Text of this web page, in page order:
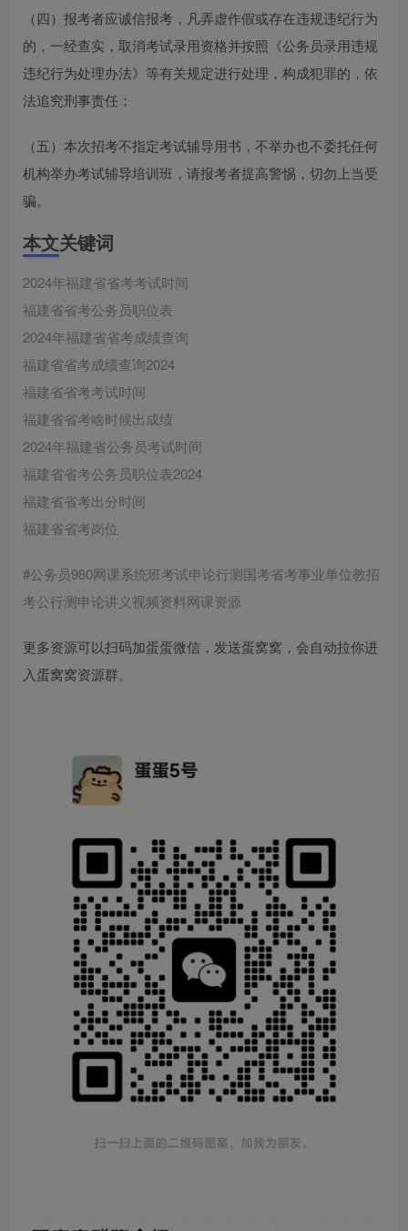
（四）报考者应诚信报考，凡弄虚作假或存在违规违纪行为
的，一经查实，取消考试录用资格并按照《公务员录用违规
违纪行为处理办法》等有关规定进行处理，构成犯罪的，依
法追究刑事责任；
（五）本次招考不指定考试辅导用书，不举办也不委托任何
机构举办考试辅导培训班，请报考者提高警惕，切勿上当受
骗。
本文关键词
2024年福建省省考考试时间
福建省省考公务员职位表
2024年福建省省考成绩查询
福建省省考成绩查询2024
福建省省考考试时间
福建省省考啥时候出成绩
2024年福建省公务员考试时间
福建省省考公务员职位表2024
福建省省考出分时间
福建省省考岗位
#公务员980网课系统班考试申论行测国考省考事业单位教招
考公行测申论讲义视频资料网课资源
更多资源可以扫码加蛋蛋微信，发送蛋窝窝，会自动拉你进
入蛋窝窝资源群。